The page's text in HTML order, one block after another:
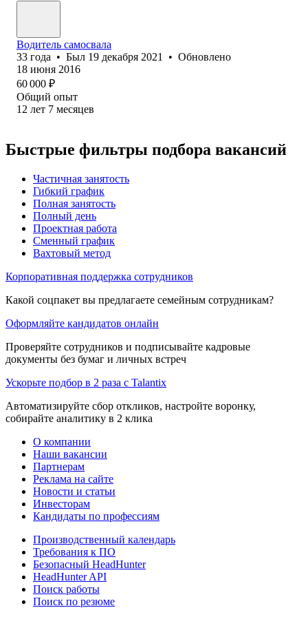
Водитель самосвала
33 года • Был 19 декабря 2021 • Обновлено
18 июня 2016
60 000 ₽
Общий опыт
12 лет 7 месяцев
Быстрые фильтры подбора вакансий
Частичная занятость
Гибкий график
Полная занятость
Полный день
Проектная работа
Сменный график
Вахтовый метод
Корпоративная поддержка сотрудников
Какой соцпакет вы предлагаете семейным сотрудникам?
Оформляйте кандидатов онлайн
Проверяйте сотрудников и подписывайте кадровые
документы без бумаг и личных встреч
Ускорьте подбор в 2 раза с Talantix
Автоматизируйте сбор откликов, настройте воронку,
собирайте аналитику в 2 клика
О компании
Наши вакансии
Партнерам
Реклама на сайте
Новости и статьи
Инвесторам
Кандидаты по профессиям
Производственный календарь
Требования к ПО
Безопасный HeadHunter
HeadHunter API
Поиск работы
Поиск по резюме